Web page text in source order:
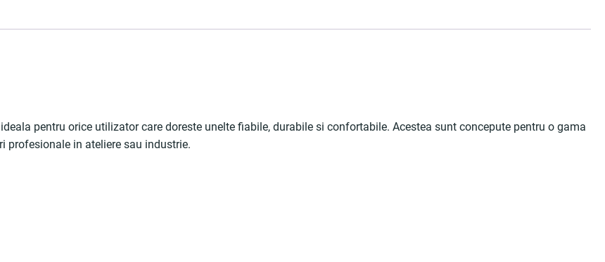
pentru orice utilizator care doreste unelte fiabile, durabile si confortabile. Acestea sunt concepute pentru o gama
profesionale in ateliere sau industrie.